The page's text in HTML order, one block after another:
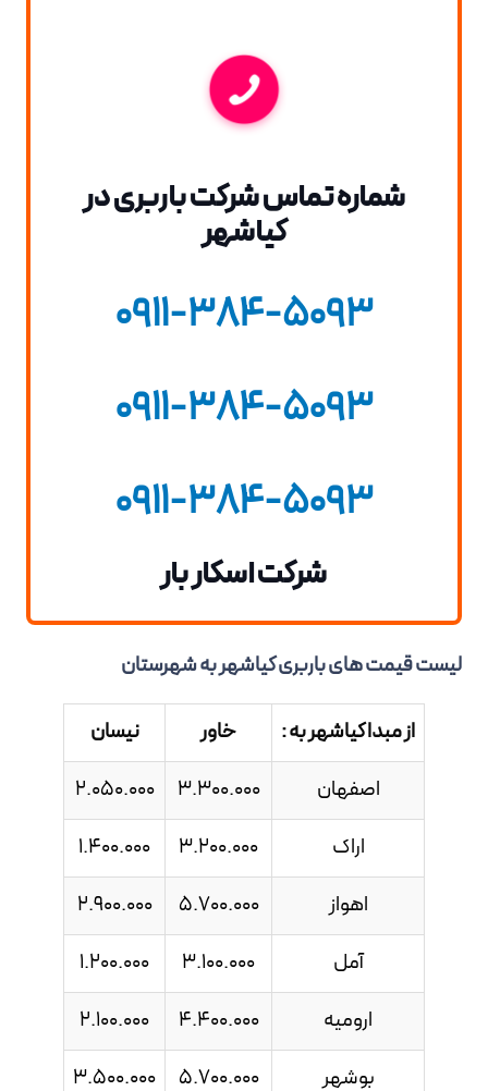
شماره تماس شرکت باربری در
کیاشهر
0911-384-5093
0911-384-5093
0911-384-5093
شرکت اسکار بار
لیست قیمت های باربری کیاشهر به شهرستان
از مبدا کیاشهر به : خاور
نیسان
اصفهان
3.300.000
2.050.000
اراک
3.200.000
1.400.000
اهواز
5.700.000
2.900.000
آمل
3.100.000
1.200.000
ارومیه
4.400.000
2.100.000
بوشهر
5.700.000
3.500.000